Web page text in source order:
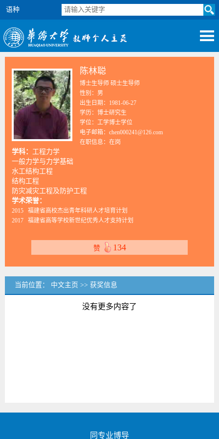
语种
陈林聪
博士生导师 硕士生导师
性别：男
出生日期：1981-06-27
学历：博士研究生
学位：工学博士学位
电子邮箱： chen000241@126.com
在职信息：在岗
学科： 工程力学
一般力学与力学基础
水工结构工程
结构工程
防灾减灾工程及防护工程
学术荣誉：
2015 福建省高校杰出青年科研人才培育计划
2017 福建省高等学校新世纪优秀人才支持计划
赞 134
当前位置： 中文主页 >> 获奖信息
没有更多内容了
同专业博导